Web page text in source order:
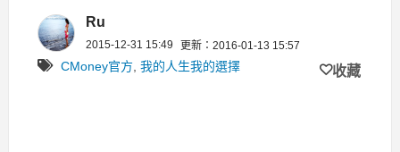
的人 慚愧！
Ru
2015-12-31 15:49 更新：2016-01-13 15:57
CMoney官方 我的人生我的選擇 收藏